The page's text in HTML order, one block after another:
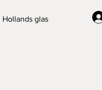
Hollands glas